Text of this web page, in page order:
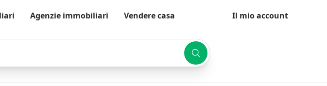
Agenzie immobiliari Vendere casa Il mio account